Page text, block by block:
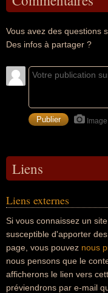
Vous avez des questions
Des infos à partager ?
Image
Liens
Liens externes
Si vous connaissez un
susceptible d'apporter
page, vous pouvez nous
nous pensons que le
afficherons le lien vers
préviendrons par e-mail